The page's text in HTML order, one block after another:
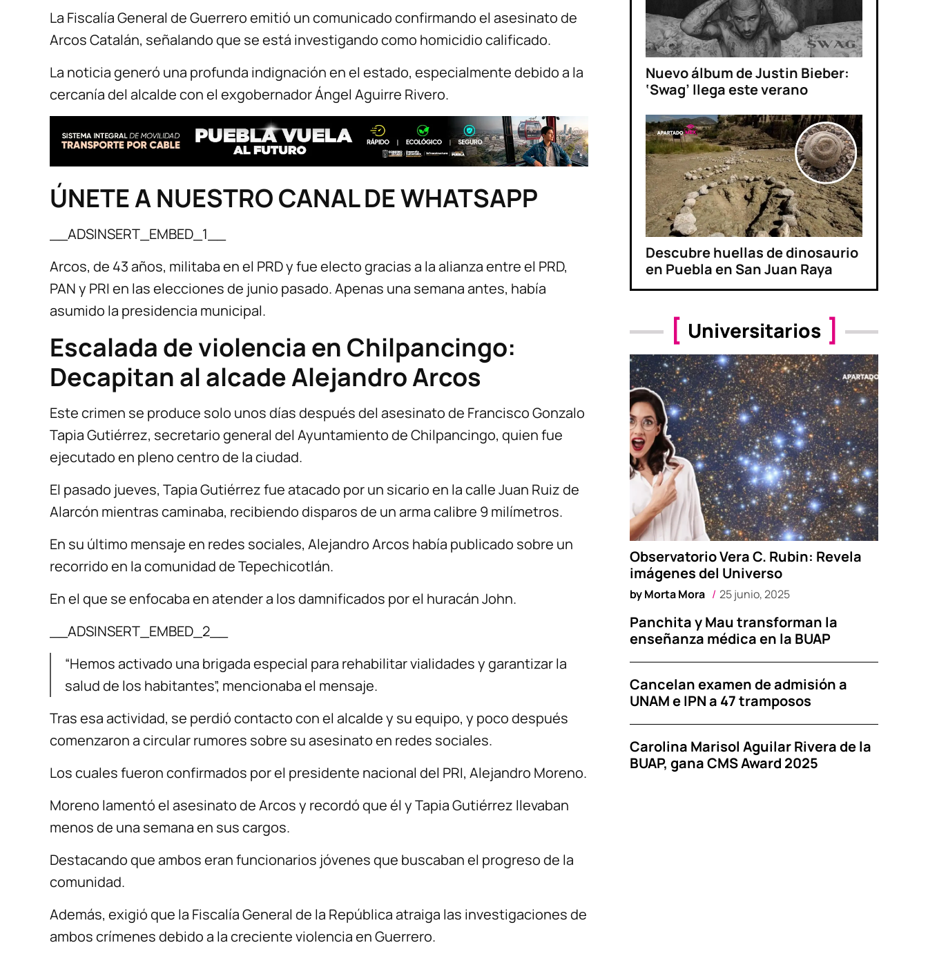
La Fiscalía General de Guerrero emitió un comunicado confirmando el asesinato de
Arcos Catalán, señalando que se está investigando como homicidio calificado.
La noticia generó una profunda indignación en el estado, especialmente debido a la
cercanía del alcalde con el exgobernador Ángel Aguirre Rivero.
ÚNETE A NUESTRO CANAL DE WHATSAPP
__ADSINSERT_EMBED_1__
Arcos, de 43 años, militaba en el PRD y fue electo gracias a la alianza entre el PRD,
PAN y PRI en las elecciones de junio pasado. Apenas una semana antes, había
asumido la presidencia municipal.
Escalada de violencia en Chilpancingo:
Decapitan al alcade Alejandro Arcos
Este crimen se produce solo unos días después del asesinato de Francisco Gonzalo
Tapia Gutiérrez, secretario general del Ayuntamiento de Chilpancingo, quien fue
ejecutado en pleno centro de la ciudad.
El pasado jueves, Tapia Gutiérrez fue atacado por un sicario en la calle Juan Ruiz de
Alarcón mientras caminaba, recibiendo disparos de un arma calibre 9 milímetros.
En su último mensaje en redes sociales, Alejandro Arcos había publicado sobre un
recorrido en la comunidad de Tepechicotlán.
En el que se enfocaba en atender a los damnificados por el huracán John.
__ADSINSERT_EMBED_2__
“Hemos activado una brigada especial para rehabilitar vialidades y garantizar la
salud de los habitantes”, mencionaba el mensaje.
Tras esa actividad, se perdió contacto con el alcalde y su equipo, y poco después
comenzaron a circular rumores sobre su asesinato en redes sociales.
Los cuales fueron confirmados por el presidente nacional del PRI, Alejandro Moreno.
Moreno lamentó el asesinato de Arcos y recordó que él y Tapia Gutiérrez llevaban
menos de una semana en sus cargos.
Destacando que ambos eran funcionarios jóvenes que buscaban el progreso de la
comunidad.
Además, exigió que la Fiscalía General de la República atraiga las investigaciones de
ambos crímenes debido a la creciente violencia en Guerrero.
Nuevo álbum de Justin Bieber:
‘Swag’ llega este verano
Descubre huellas de dinosaurio
en Puebla en San Juan Raya
Universitarios
Observatorio Vera C. Rubin: Revela
imágenes del Universo
byMorta Mora 25 junio, 2025
Panchita y Mau transforman la
enseñanza médica en la BUAP
Cancelan examen de admisión a
UNAM e IPN a 47 tramposos
Carolina Marisol Aguilar Rivera de la
BUAP, gana CMS Award 2025